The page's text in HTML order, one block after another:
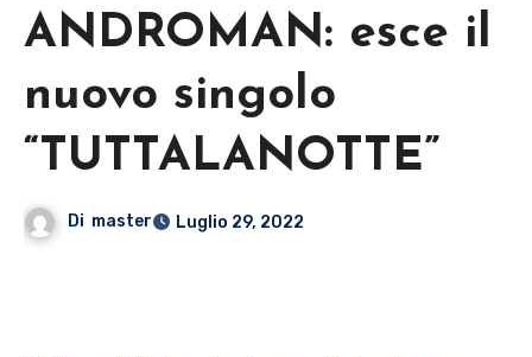
ANDROMAN: esce il
nuovo singolo
“TUTTALANOTTE”
Di master Luglio 29, 2022